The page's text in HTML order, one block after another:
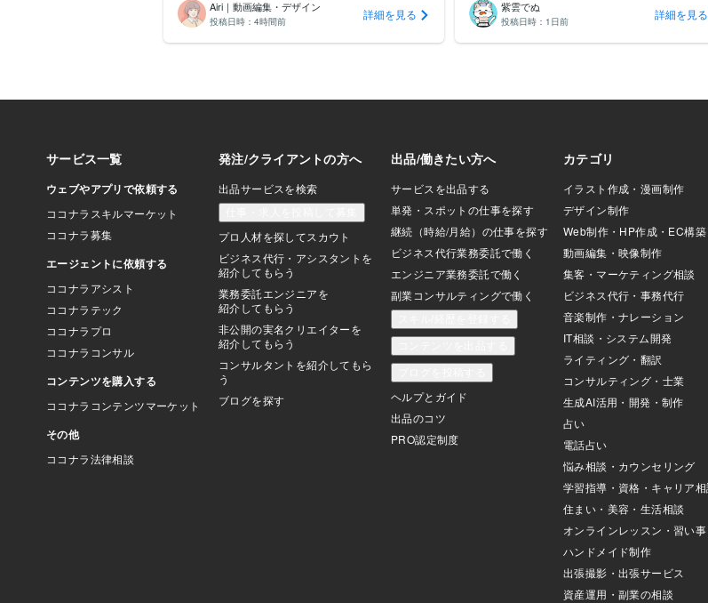
Airi｜動画編集・デザイン
投稿日時： 4時間前 詳細を見る 紫雲でぬ
投稿日時： 1日前 詳細を見る